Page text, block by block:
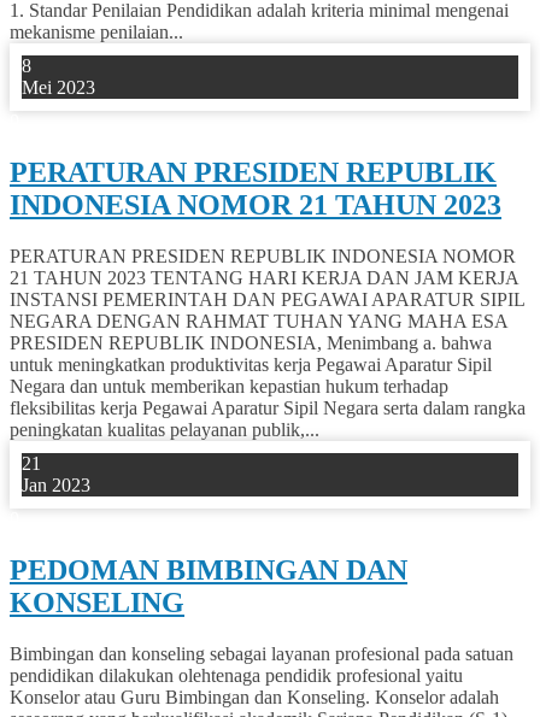
1. Standar Penilaian Pendidikan adalah kriteria minimal mengenai
mekanisme penilaian...
8
Mei 2023
PERATURAN PRESIDEN REPUBLIK
INDONESIA NOMOR 21 TAHUN 2023
PERATURAN PRESIDEN REPUBLIK INDONESIA NOMOR
21 TAHUN 2023 TENTANG HARI KERJA DAN JAM KERJA
INSTANSI PEMERINTAH DAN PEGAWAI APARATUR SIPIL
NEGARA DENGAN RAHMAT TUHAN YANG MAHA ESA
PRESIDEN REPUBLIK INDONESIA, Menimbang a. bahwa
untuk meningkatkan produktivitas kerja Pegawai Aparatur Sipil
Negara dan untuk memberikan kepastian hukum terhadap
fleksibilitas kerja Pegawai Aparatur Sipil Negara serta dalam rangka
peningkatan kualitas pelayanan publik,...
21
Jan 2023
PEDOMAN BIMBINGAN DAN
KONSELING
Bimbingan dan konseling sebagai layanan profesional pada satuan
pendidikan dilakukan olehtenaga pendidik profesional yaitu
Konselor atau Guru Bimbingan dan Konseling. Konselor adalah